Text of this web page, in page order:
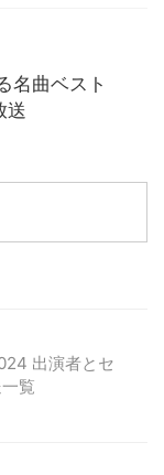
名曲ベスト
送
出演者とセ
覧